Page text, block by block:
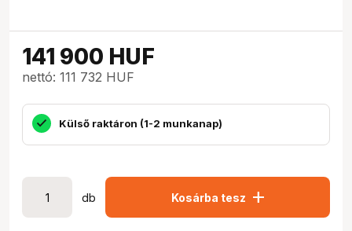
141 900 HUF
nettó: 111 732 HUF
Külső raktáron (1-2 munkanap)
db Kosárba tesz add